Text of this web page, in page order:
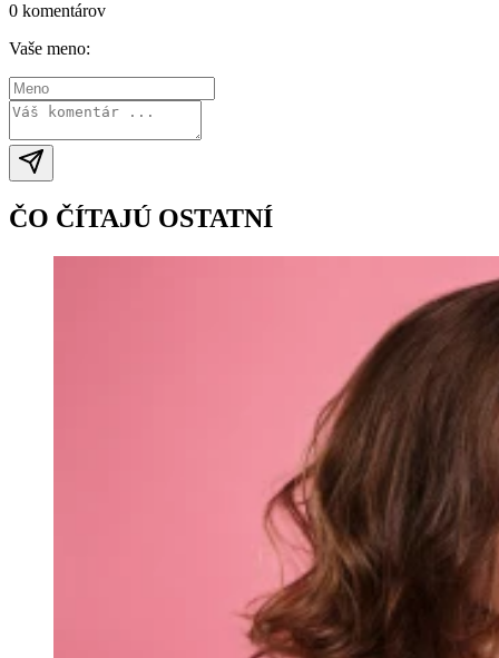
0 komentárov
Vaše meno:
ČO ČÍTAJÚ OSTATNÍ